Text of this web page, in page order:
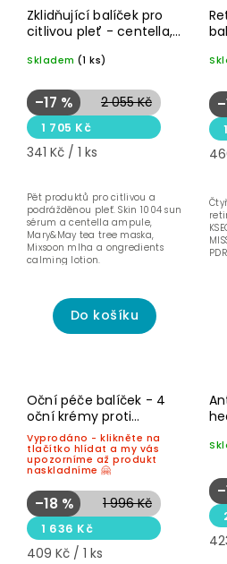
Nejprodávanější
Abecedně
Novinka☝🏻
Zklidňující balíček pro
citlivou pleť - centella,
Skladem (1 ks)
2 055 Kč
–17 %
1 705 Kč
341 Kč / 1 ks
Do košíku
Pět produktů pro citlivou a
podrážděnou pleť. Skin 1004 sun
sérum a centella ampule,
Mary&May tea tree maska,
Mixsoon mlha a ongredients
calming lotion.
Novinka☝🏻
Oční péče balíček - 4
oční krémy proti
vráskám, kruhům a
otokům
Vyprodáno - klikněte na
tlačítko hlídat a my vás
upozorníme až produkt
naskladníme 🤗
1 996 Kč
–18 %
1 636 Kč
409 Kč / 1 ks